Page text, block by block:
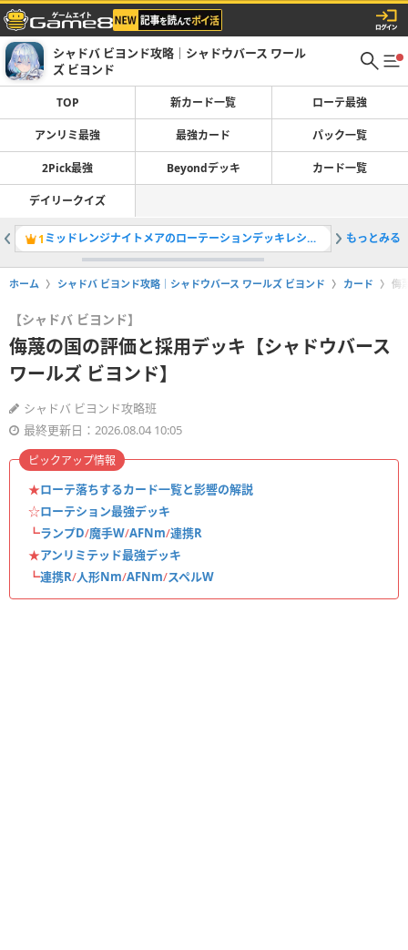
シャドバ ビヨンド攻略｜シャドウバース ワール
ズ ビヨンド
TOP 新カード一覧 ローテ最強
アンリミ最強 最強カード パック一覧
2Pick最強 Beyondデッキ カード一覧
デイリークイズ
1 ミッドレンジナイトメアのローテーションデッキレシピと立ち回り 2ローテ
もっとみる
ホーム シャドバ ビヨンド攻略｜シャドウバース ワールズ ビヨンド カード 侮
【シャドバ ビヨンド】
侮蔑の国の評価と採用デッキ【シャドウバース
ワールズ ビヨンド】
シャドバ ビヨンド攻略班
最終更新日：2026.08.04 10:05
★ローテ落ちするカード一覧と影響の解説
☆ローテション最強デッキ
┗ランプD/魔手W/AFNm/連携R
★アンリミテッド最強デッキ
┗連携R/人形Nm/AFNm/スペルW
ピックアップ情報